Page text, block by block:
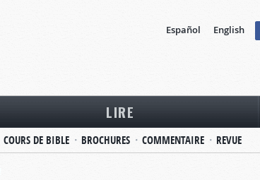
Español English
LIRE
COURS DE BIBLE BROCHURES COMMENTAIRE REVUE